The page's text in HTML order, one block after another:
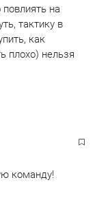
на
тактику в
как
плохо) нельзя
команду!